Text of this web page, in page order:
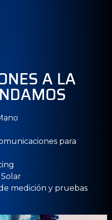
A LA
para
medición y pruebas